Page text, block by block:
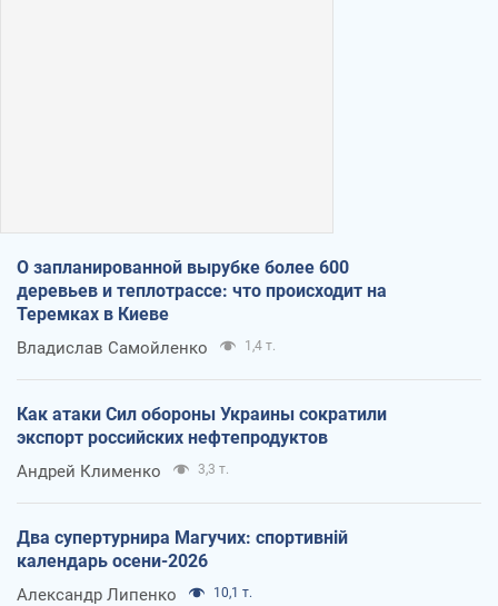
О запланированной вырубке более 600
деревьев и теплотрассе: что происходит на
Теремках в Киеве
Владислав Самойленко 1,4 т.
Как атаки Сил обороны Украины сократили
экспорт российских нефтепродуктов
Андрей Клименко 3,3 т.
Два супертурнира Магучих: спортивній
календарь осени-2026
Александр Липенко 10,1 т.